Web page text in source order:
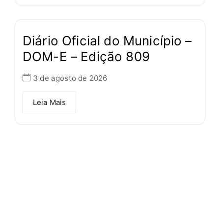
Diário Oficial do Município –
DOM-E – Edição 809
3 de agosto de 2026
Leia Mais